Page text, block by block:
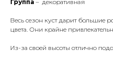
Группа – декоративная
Весь сезон куст дарит большие
цвета. Они крайне
Из-за своей высоты отлично